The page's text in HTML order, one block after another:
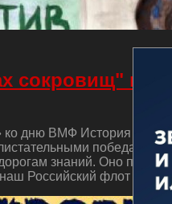
сокровищ" ко
ко дню ВМФ История
победами
знаний. Оно
Российский флот и